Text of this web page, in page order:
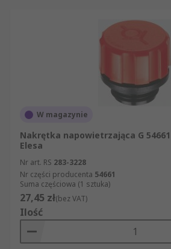
potrzebne artykuły z kategorii
napowietrzające. Oferujemy
000 produktów dostępnych w
także błyskawiczną dostawę. Jeśli
Państwo naszą stronę internetową,
Państwo, że została
proces składania zamówienia był
prosty i klarowny.
W magazynie
Nakrętka napowietrzająca G
Elesa
Nr art. RS 283-3228
Nr części producenta 54661
Suma częściowa (1 sztuka)
27,45 zł(bez VAT)
Ilość